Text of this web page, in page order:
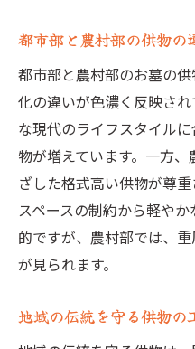
都市部と農村部の供物の
都市部と農村部のお墓の
化の違いが色濃く反映さ
な現代のライフスタイル
物が増えています。一方
ざした格式高い供物が尊重
スペースの制約から軽や
的ですが、農村部では、
が見られます。
地域の伝統を守る供物の